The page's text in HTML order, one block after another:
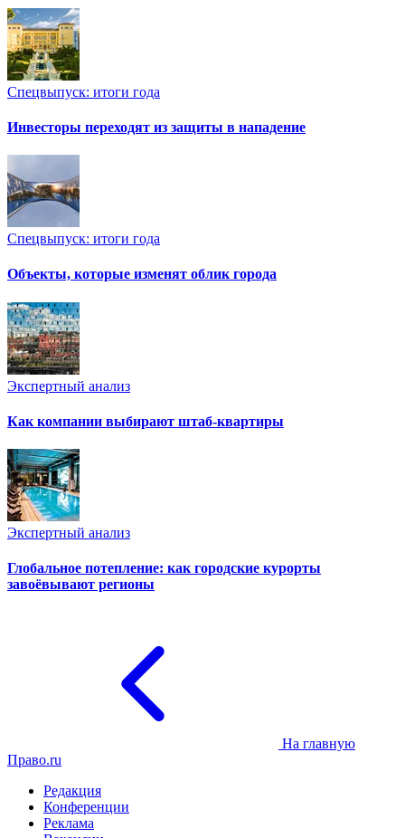
Спецвыпуск: итоги года
Инвесторы переходят из защиты в нападение
Спецвыпуск: итоги года
Объекты, которые изменят облик города
Экспертный анализ
Как компании выбирают штаб-квартиры
Экспертный анализ
Глобальное потепление: как городские курорты
завоёвывают регионы
На главную
Право.ru
Редакция
Конференции
Реклама